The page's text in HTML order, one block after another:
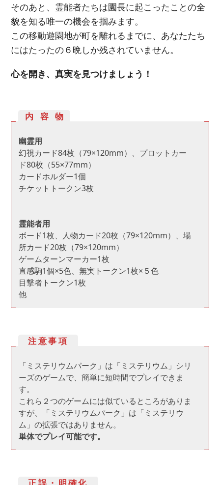
そのあと、霊能者たちは園長に起こったことの全
貌を知る唯一の機会を掴みます。
この移動遊園地が町を離れるまでに、あなたたち
にはたったの６晩しか残されていません。
心を開き、真実を見つけましょう！
内容物
幽霊用
幻視カード84枚（79×120mm）、プロットカー
ド80枚（55×77mm）
カードホルダー1個
チケットトークン3枚
霊能者用
ボード1枚、人物カード20枚（79×120mm）、場
所カード20枚（79×120mm）
ゲームターンマーカー1枚
直感駒1個×5色、無実トークン1枚×５色
目撃者トークン1枚
他
注意事項
「ミステリウムパーク」は「ミステリウム」シリ
ーズのゲームで、簡単に短時間でプレイできま
す。
これら２つのゲームには似ているところがありま
すが、「ミステリウムパーク」は「ミステリウ
ム」の拡張ではありません。
単体でプレイ可能です。